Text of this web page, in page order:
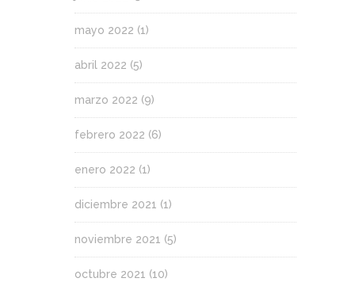
mayo 2022 (1)
abril 2022 (5)
marzo 2022 (9)
febrero 2022 (6)
enero 2022 (1)
diciembre 2021 (1)
noviembre 2021 (5)
octubre 2021 (10)